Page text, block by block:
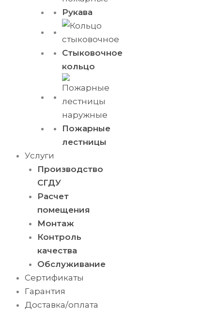
Рукава
Стыковочное
кольцо
Пожарные
лестницы
Услуги
Производство
СГДУ
Расчет
помещения
Монтаж
Контроль
качества
Обслуживание
Сертификаты
Гарантия
Доставка/оплата